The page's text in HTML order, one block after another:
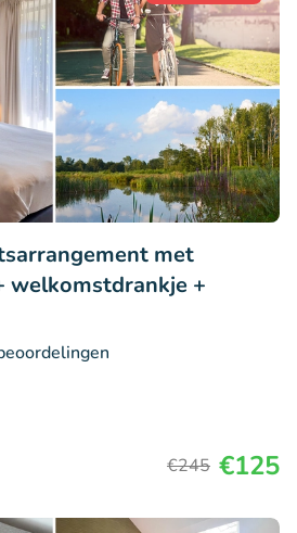
met
welkomstdrankje +
€245 €125